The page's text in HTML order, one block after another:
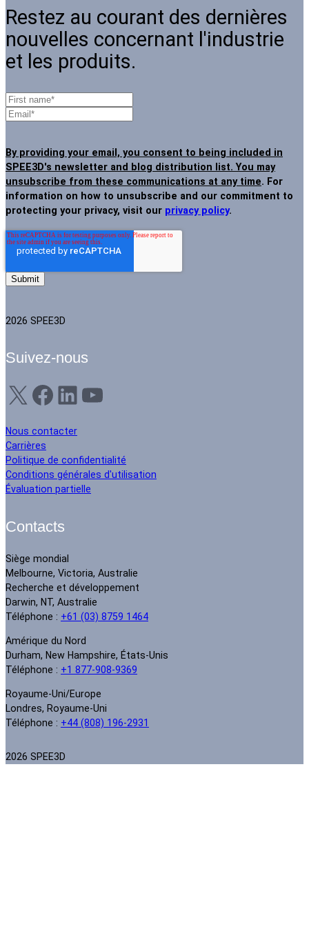
Restez au courant des dernières
nouvelles concernant l'industrie
et les produits.
By providing your email, you consent to being included in
SPEE3D's newsletter and blog distribution list. You may
unsubscribe from these communications at any time. For
information on how to unsubscribe and our commitment to
protecting your privacy, visit our privacy policy.
2026 SPEE3D
Suivez-nous
X Facebook LinkedIn YouTube
Nous contacter
Carrières
Politique de confidentialité
Conditions générales d'utilisation
Évaluation partielle
Contacts
Siège mondial
Melbourne, Victoria, Australie
Recherche et développement
Darwin, NT, Australie
Téléphone : +61 (03) 8759 1464
Amérique du Nord
Durham, New Hampshire, États-Unis
Téléphone : +1 877-908-9369
Royaume-Uni/Europe
Londres, Royaume-Uni
Téléphone : +44 (808) 196-2931
2026 SPEE3D